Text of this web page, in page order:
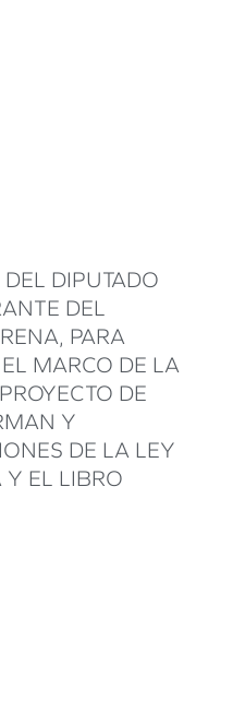
DIPUTADO
DEL
PARA
MARCO DE LA
DE
Y
DE LA LEY
Y EL LIBRO